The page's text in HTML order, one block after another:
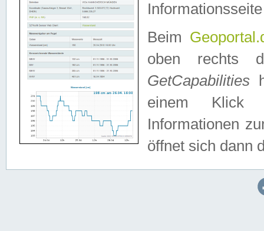
Beim
oben rechts
GetCapabilities
einem Klick
Informationen
öffnet sich dann